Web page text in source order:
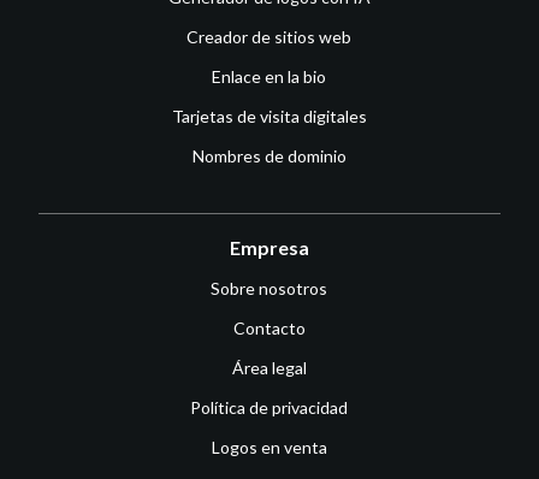
Creador de sitios web
Enlace en la bio
Tarjetas de visita digitales
Nombres de dominio
Empresa
Sobre nosotros
Contacto
Área legal
Política de privacidad
Logos en venta